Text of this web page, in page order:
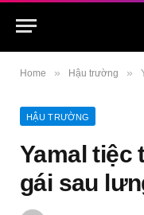
Home » Hậu trường »
HẬU TRƯỜNG
Yamal tiệc
gái sau